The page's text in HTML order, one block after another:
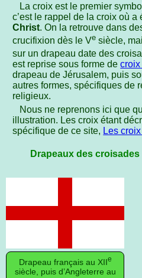
La croix est le premier
c’est le rappel de la croix où
Christ. On la retrouve dans
crucifixion dès le Ve siècle,
sur un drapeau date des
est reprise sous forme de
drapeau de Jérusalem, puis
autres formes, spécifiques de
religieux.
Nous ne reprenons ici que
illustration. Les croix étant
spécifique de ce site, Les
Drapeaux des croisades
Drapeau français au XIIe
siècle, puis d’Angleterre au